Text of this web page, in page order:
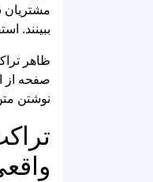
مشتریان
ببینند.
ظاهر
نوشتن